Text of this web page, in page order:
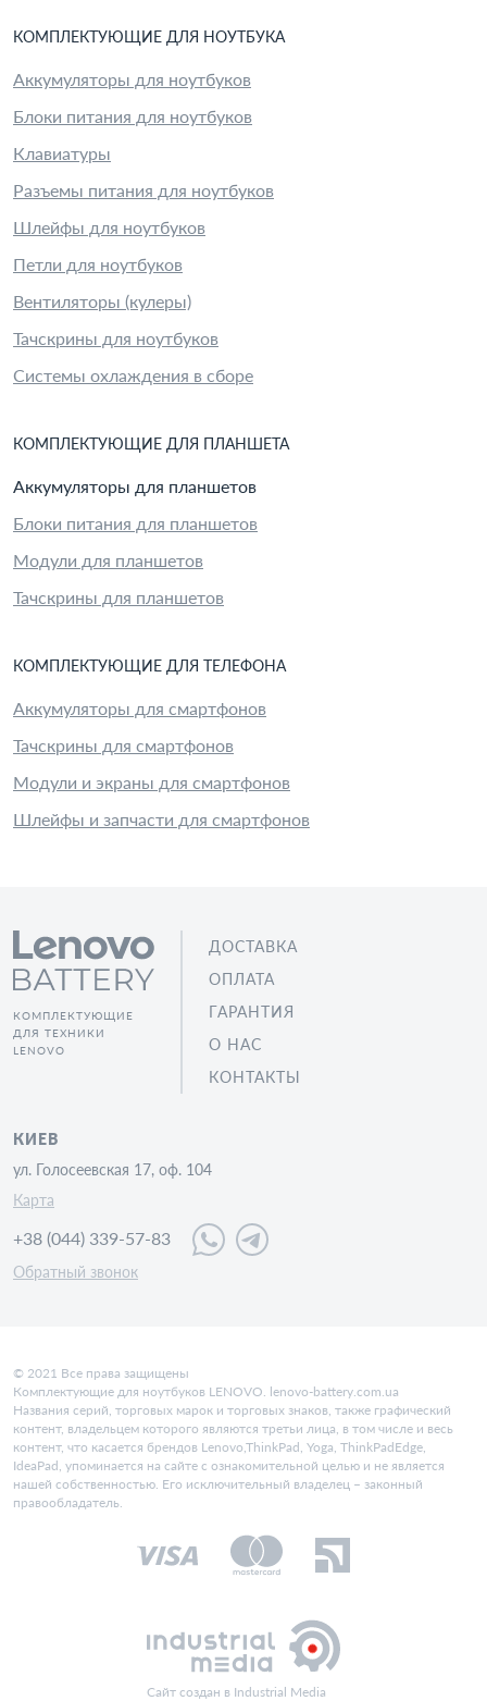
КОМПЛЕКТУЮЩИЕ ДЛЯ НОУТБУКА
Аккумуляторы для ноутбуков
Блоки питания для ноутбуков
Клавиатуры
Разъемы питания для ноутбуков
Шлейфы для ноутбуков
Петли для ноутбуков
Вентиляторы (кулеры)
Тачскрины для ноутбуков
Системы охлаждения в сборе
КОМПЛЕКТУЮЩИЕ ДЛЯ ПЛАНШЕТА
Аккумуляторы для планшетов
Блоки питания для планшетов
Модули для планшетов
Тачскрины для планшетов
КОМПЛЕКТУЮЩИЕ ДЛЯ ТЕЛЕФОНА
Аккумуляторы для смартфонов
Тачскрины для смартфонов
Модули и экраны для смартфонов
Шлейфы и запчасти для смартфонов
КОМПЛЕКТУЮЩИЕ
ДЛЯ ТЕХНИКИ
LENOVO
ДОСТАВКА
ОПЛАТА
ГАРАНТИЯ
О НАС
КОНТАКТЫ
КИЕВ
ул. Голосеевская 17, оф. 104
Карта
+38 (044) 339-57-83
Обратный звонок
© 2021 Все права защищены
Комплектующие для ноутбуков LENOVO. lenovo-battery.com.ua
Названия серий, торговых марок и торговых знаков, также графический
контент, владельцем которого являются третьи лица, в том числе и весь
контент, что касается брендов Lenovo,ThinkPad, Yoga, ThinkPadEdge,
IdeaPad, упоминается на сайте с ознакомительной целью и не является
нашей собственностью. Его исключительный владелец – законный
правообладатель.
Сайт создан в Industrial Media